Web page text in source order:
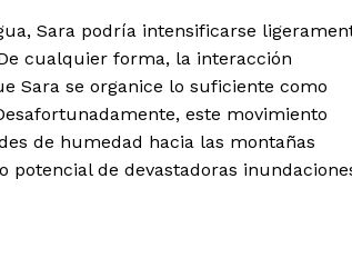
Sara podría intensificarse
cualquier forma, la interacción
Sara se organice lo suficiente como
este movimiento
de humedad hacia las montañas
potencial de devastadoras